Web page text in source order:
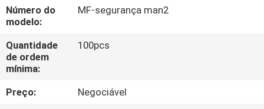
FÁBRICA
CONTROLE
DA
QUALIDADE
Número do
modelo:
MF-segurança man2
Quantidade
de ordem
mínima:
100pcs
Preço:
Negociável